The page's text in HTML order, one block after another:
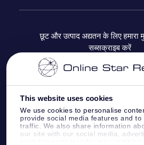
This website uses cookies
We use cookies to personalise
provide social media features and to
traffic. We also share information
our site with our social media,
कॉर्पोरेट उपहार
स्टार पेज को अपनी पसंद के मुताबिक तैयार
वन मिलियन स्टार्स
OSR स्टार सेवर
फ़्लाई मी टू द स्टार्स वी.आर. ऐप
भुगतान जानकारी
शिपिंग जानकारी
वापिसी नीति
तारामंडलों
छूट और उत्पाद अद्यतन के लिए हमारा
सब्सक्राइब करें